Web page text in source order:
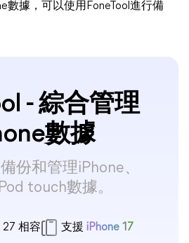
數據，可以使用FoneTool進行備
- 綜合管理
數據
份和管理iPhone、
touch數據。
27 相容 支援 iPhone 17